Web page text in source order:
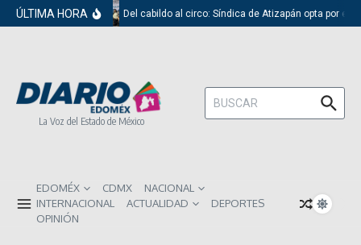
Saltar al contenido
ÚLTIMA HORA Del cabildo al circo: Síndica de Atizapán opta por el
La Voz del Estado de México
Buscar:
EDOMÉX CDMX
NACIONAL
INTERNACIONAL
ACTUALIDAD
DEPORTES
OPINIÓN